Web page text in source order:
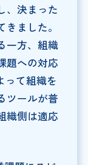
、決まった
ました。
一方、組織
題への対応
って組織を
ツールが普
織側は適応